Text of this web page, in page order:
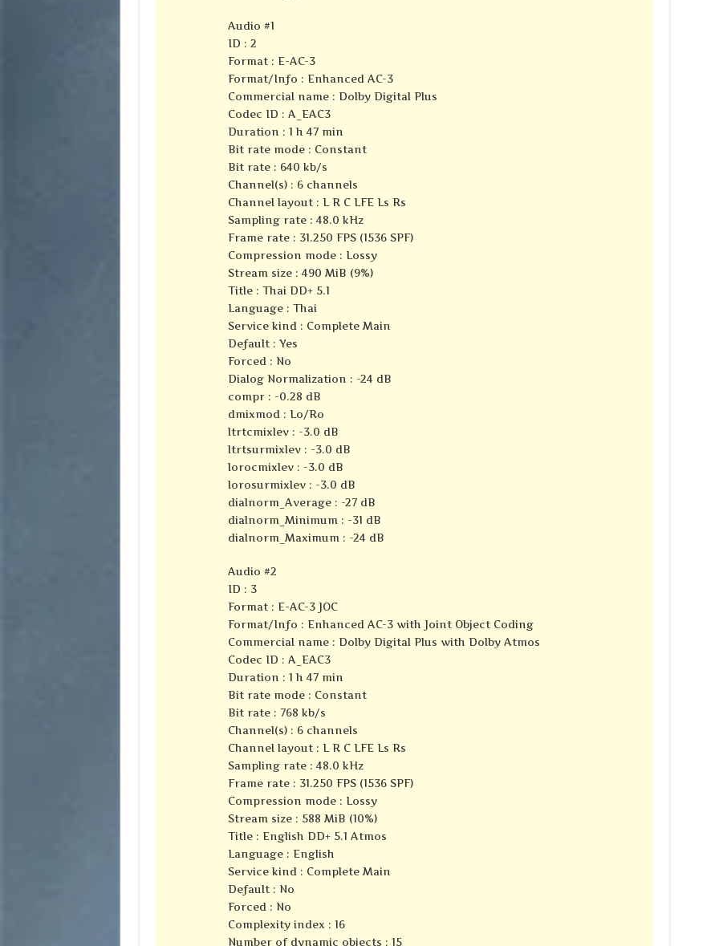
Audio #1
ID : 2
Format : E-AC-3
Format/Info : Enhanced AC-3
Commercial name : Dolby Digital Plus
Codec ID : A_EAC3
Duration : 1 h 47 min
Bit rate mode : Constant
Bit rate : 640 kb/s
Channel(s) : 6 channels
Channel layout : L R C LFE Ls Rs
Sampling rate : 48.0 kHz
Frame rate : 31.250 FPS (1536 SPF)
Compression mode : Lossy
Stream size : 490 MiB (9%)
Title : Thai DD+ 5.1
Language : Thai
Service kind : Complete Main
Default : Yes
Forced : No
Dialog Normalization : -24 dB
compr : -0.28 dB
dmixmod : Lo/Ro
ltrtcmixlev : -3.0 dB
ltrtsurmixlev : -3.0 dB
lorocmixlev : -3.0 dB
lorosurmixlev : -3.0 dB
dialnorm_Average : -27 dB
dialnorm_Minimum : -31 dB
dialnorm_Maximum : -24 dB
Audio #2
ID : 3
Format : E-AC-3 JOC
Format/Info : Enhanced AC-3 with Joint Object Coding
Commercial name : Dolby Digital Plus with Dolby Atmos
Codec ID : A_EAC3
Duration : 1 h 47 min
Bit rate mode : Constant
Bit rate : 768 kb/s
Channel(s) : 6 channels
Channel layout : L R C LFE Ls Rs
Sampling rate : 48.0 kHz
Frame rate : 31.250 FPS (1536 SPF)
Compression mode : Lossy
Stream size : 588 MiB (10%)
Title : English DD+ 5.1 Atmos
Language : English
Service kind : Complete Main
Default : No
Forced : No
Complexity index : 16
Number of dynamic objects : 15